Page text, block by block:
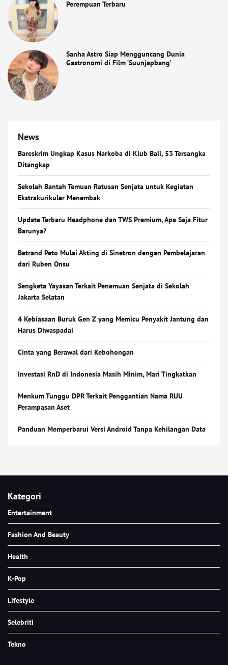
Perempuan Terbaru
Sanha Astro Siap Mengguncang Dunia
Gastronomi di Film ‘Suunjapbang’
News
Bareskrim Ungkap Kasus Narkoba di Klub Bali, 53 Tersangka
Ditangkap
Sekolah Bantah Temuan Ratusan Senjata untuk Kegiatan
Ekstrakurikuler Menembak
Update Terbaru Headphone dan TWS Premium, Apa Saja Fitur
Barunya?
Betrand Peto Mulai Akting di Sinetron dengan Pembelajaran
dari Ruben Onsu
Sengketa Yayasan Terkait Penemuan Senjata di Sekolah
Jakarta Selatan
4 Kebiasaan Buruk Gen Z yang Memicu Penyakit Jantung dan
Harus Diwaspadai
Cinta yang Berawal dari Kebohongan
Investasi RnD di Indonesia Masih Minim, Mari Tingkatkan
Menkum Tunggu DPR Terkait Penggantian Nama RUU
Perampasan Aset
Panduan Memperbarui Versi Android Tanpa Kehilangan Data
Kategori
Entertainment
Fashion And Beauty
Health
K-Pop
Lifestyle
Selebriti
Tekno